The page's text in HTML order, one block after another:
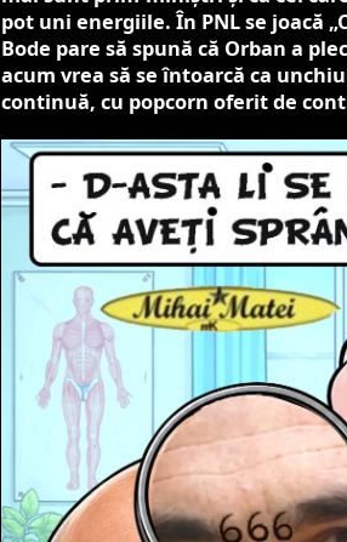
pot uni energiile. În PNL se joacă
Bode pare să spună că Orban a
acum vrea să se întoarcă ca
continuă, cu popcorn oferit de